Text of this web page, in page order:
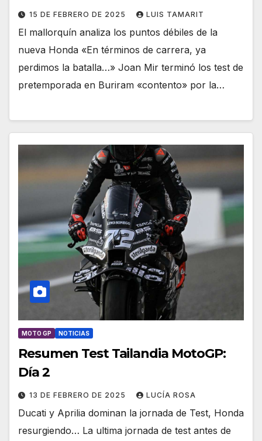
15 DE FEBRERO DE 2025 LUIS TAMARIT
El mallorquín analiza los puntos débiles de la
nueva Honda «En términos de carrera, ya
perdimos la batalla…» Joan Mir terminó los test de
pretemporada en Buriram «contento» por la…
MOTO GP NOTICIAS
Resumen Test Tailandia MotoGP:
Día 2
13 DE FEBRERO DE 2025 LUCÍA ROSA
Ducati y Aprilia dominan la jornada de Test, Honda
resurgiendo… La ultima jornada de test antes de